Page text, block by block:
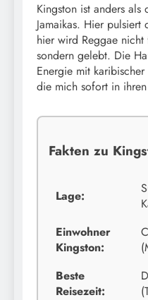
Kingston ist anders als
Jamaikas. Hier pulsiert
hier wird Reggae nicht
sondern gelebt. Die
Energie mit
die mich sofort in
Fakten zu
Lage:
Einwohner
Kingston:
Beste
Reisezeit: